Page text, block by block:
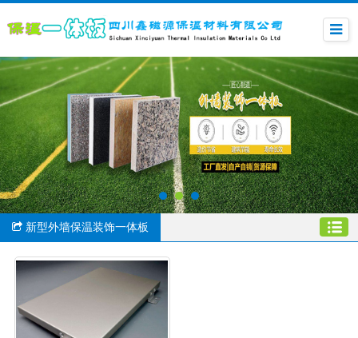
新型外墙保温装饰一体板